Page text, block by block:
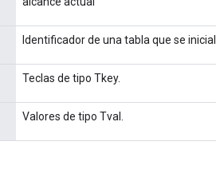
Identificador de una tabla que se
Teclas de tipo Tkey.
Valores de tipo Tval.